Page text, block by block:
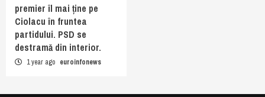
premier îl mai ține pe
Ciolacu în fruntea
partidului. PSD se
destramă din interior.
1 year ago euroinfonews